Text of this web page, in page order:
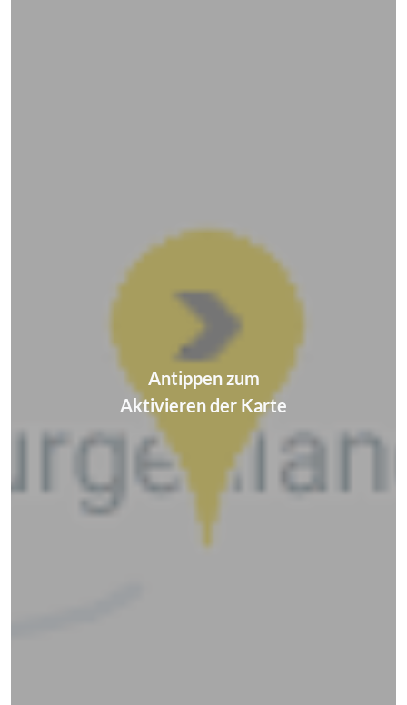
Antippen zum
Aktivieren der Karte